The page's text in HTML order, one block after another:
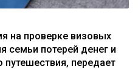
на проверке визовых
семьи потерей денег и
передает